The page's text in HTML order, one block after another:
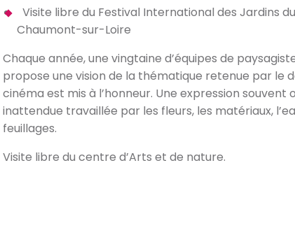
Visite libre du Festival International des Jardins
Chaumont-sur-Loire
Chaque année, une vingtaine d’équipes de
propose une vision de la thématique retenue par le
cinéma est mis à l’honneur. Une expression souvent
inattendue travaillée par les fleurs, les matériaux,
feuillages.
Visite libre du centre d’Arts et de nature.